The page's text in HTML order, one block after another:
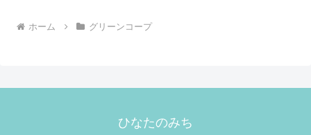
ホーム グリーンコープ
ひなたのみち